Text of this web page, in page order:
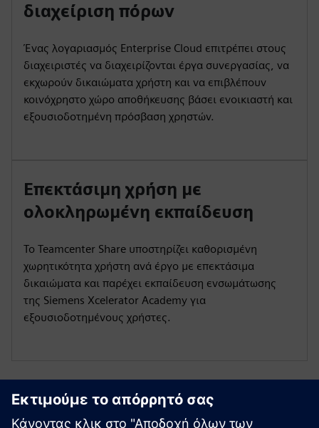
διαχείριση πόρων
Ένας λογαριασμός Enterprise Cloud επιτρέπει στους
διαχειριστές να διαχειρίζονται έργα συνεργασίας, να
εκχωρούν δικαιώματα χρήστη και να επιβλέπουν
κοινόχρηστο χώρο αποθήκευσης βάσει ενοικιαστή και
εξουσιοδοτημένη πρόσβαση χρηστών.
Επεκτάσιμη χρήση με
ολοκληρωμένη εκπαίδευση
Το Teamcenter Share υποστηρίζει καθορισμένη
χωρητικότητα χρήστη ανά έργο με επεκτάσιμα
δικαιώματα και παρέχει εκπαίδευση ενσωμάτωσης
της Siemens Xcelerator Academy για
εξουσιοδοτημένους χρήστες.